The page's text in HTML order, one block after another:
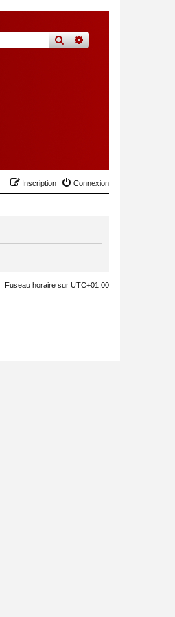
rechercher
recherche
Connexion
Inscription
Fuseau horaire sur UTC+01:00